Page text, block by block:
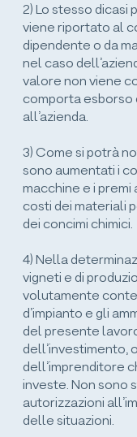
2) Lo stesso dicasi
viene riportato al
dipendente o da
nel caso
valore non viene
comporta esborso
all’azienda.
3) Come si potrà
sono aumentati i
macchine e i premi
costi dei materiali
dei concimi chimici.
4) Nella
vigneti e di
volutamente
d’impianto e gli
del presente
dell’investimento,
dell’imprenditore
investe. Non sono
autorizzazioni
delle situazioni.